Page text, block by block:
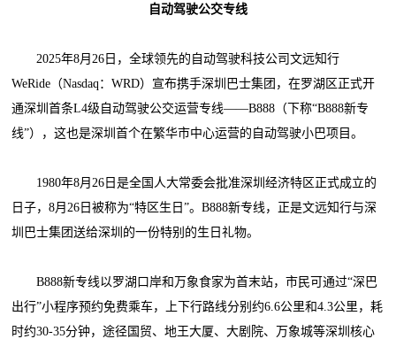
自动驾驶公交专线
2025年8月26日，全球领先的自动驾驶科技公司文远知行
WeRide（Nasdaq：WRD）宣布携手深圳巴士集团，在罗湖区正式开
通深圳首条L4级自动驾驶公交运营专线——B888（下称“B888新专
线”），这也是深圳首个在繁华市中心运营的自动驾驶小巴项目。
1980年8月26日是全国人大常委会批准深圳经济特区正式成立的
日子，8月26日被称为“特区生日”。B888新专线，正是文远知行与深
圳巴士集团送给深圳的一份特别的生日礼物。
B888新专线以罗湖口岸和万象食家为首末站，市民可通过“深巴
出行”小程序预约免费乘车，上下行路线分别约6.6公里和4.3公里，耗
时约30-35分钟，途径国贸、地王大厦、大剧院、万象城等深圳核心